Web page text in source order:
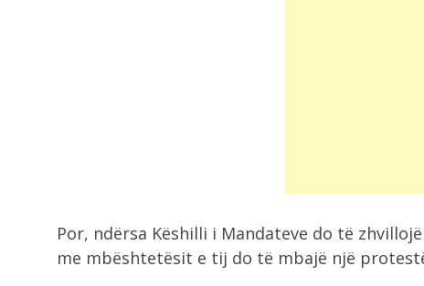
Por, ndërsa Këshilli i Mandateve do të
me mbështetësit e tij do të mbajë një